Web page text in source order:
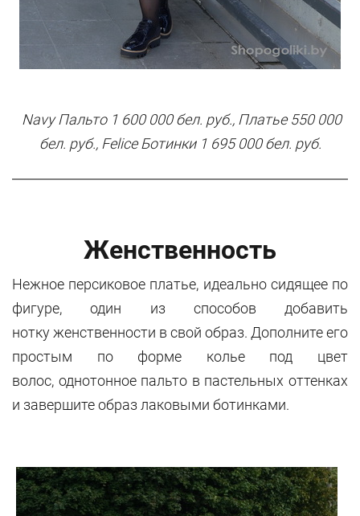
Navy Пальто 1 600 000 бел. руб., Платье 550 000
бел. руб., Felice Ботинки 1 695 000 бел. руб.
Женственность
Нежное персиковое платье, идеально сидящее по
фигуре, один из способов добавить
нотку женственности в свой образ. Дополните его
простым по форме колье под цвет
волос, однотонное пальто в пастельных оттенках
и завершите образ лаковыми ботинками.